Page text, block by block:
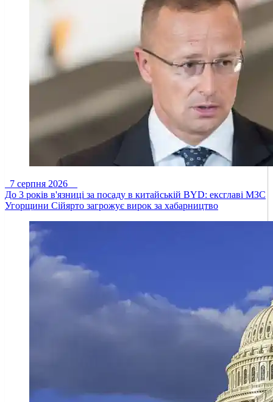
7 серпня 2026
До 3 років в'язниці за посаду в китайській BYD: ексглаві МЗС
Угорщини Сійярто загрожує вирок за хабарництво